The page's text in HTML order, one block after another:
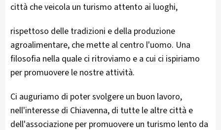
città che veicola un turismo attento ai luoghi,
rispettoso delle tradizioni e della produzione
agroalimentare, che mette al centro l'uomo. Una
filosofia nella quale ci ritroviamo e a cui ci ispiriamo
per promuovere le nostre attività.
Ci auguriamo di poter svolgere un buon lavoro,
nell'interesse di Chiavenna, di tutte le altre città e
dell'associazione per promuovere un turismo lento da